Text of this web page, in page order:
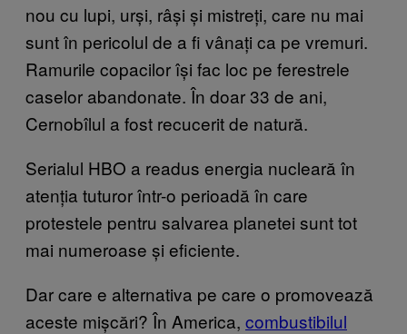
nou cu lupi, urși, râși și mistreți, care nu mai
sunt în pericolul de a fi vânați ca pe vremuri.
Ramurile copacilor își fac loc pe ferestrele
caselor abandonate. În doar 33 de ani,
Cernobîlul a fost recucerit de natură.
Serialul HBO a readus energia nucleară în
atenția tuturor într-o perioadă în care
protestele pentru salvarea planetei sunt tot
mai numeroase și eficiente.
Dar care e alternativa pe care o promovează
aceste mișcări? În America, combustibilul